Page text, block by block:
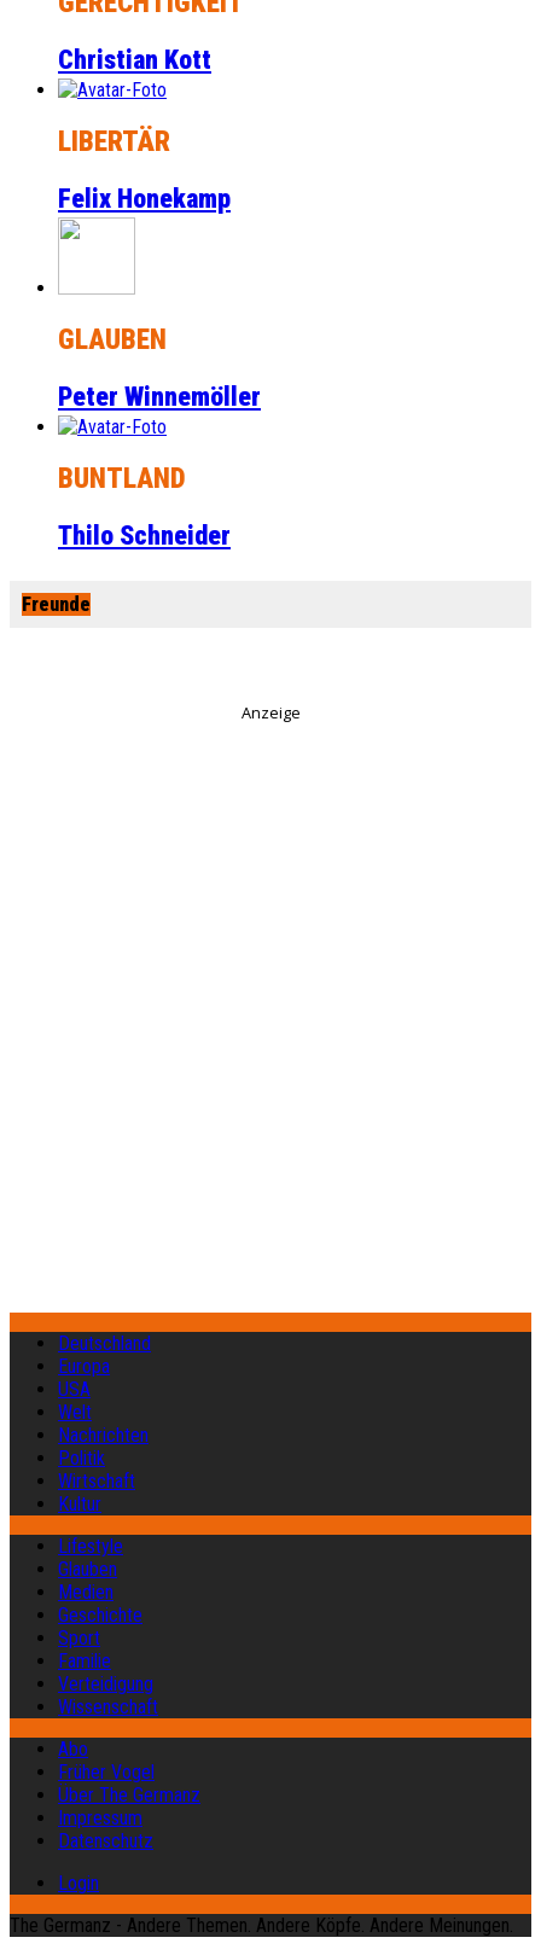
Christian Kott
LIBERTÄR
Felix Honekamp
GLAUBEN
Peter Winnemöller
BUNTLAND
Thilo Schneider
Freunde
Anzeige
Deutschland
Europa
USA
Welt
Nachrichten
Politik
Wirtschaft
Kultur
Lifestyle
Glauben
Medien
Geschichte
Sport
Familie
Verteidigung
Wissenschaft
Abo
Früher Vogel
Über The Germanz
Impressum
Datenschutz
Login
The Germanz - Andere Themen. Andere Köpfe. Andere Meinungen.